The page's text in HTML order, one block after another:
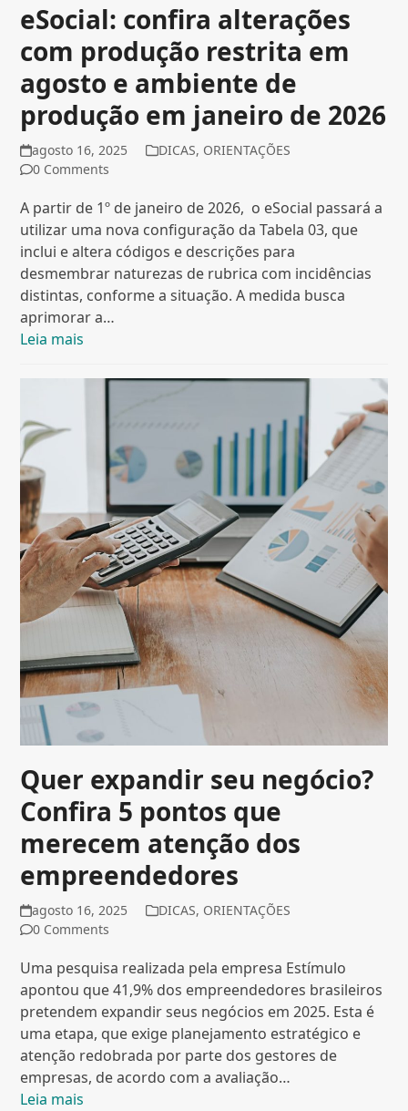
eSocial: confira alterações
com produção restrita em
agosto e ambiente de
produção em janeiro de 2026
agosto 16, 2025 DICAS, ORIENTAÇÕES
0 Comments
A partir de 1º de janeiro de 2026, o eSocial passará a
utilizar uma nova configuração da Tabela 03, que
inclui e altera códigos e descrições para
desmembrar naturezas de rubrica com incidências
distintas, conforme a situação. A medida busca
aprimorar a…
Leia mais
Quer expandir seu negócio?
Confira 5 pontos que
merecem atenção dos
empreendedores
agosto 16, 2025 DICAS, ORIENTAÇÕES
0 Comments
Uma pesquisa realizada pela empresa Estímulo
apontou que 41,9% dos empreendedores brasileiros
pretendem expandir seus negócios em 2025. Esta é
uma etapa, que exige planejamento estratégico e
atenção redobrada por parte dos gestores de
empresas, de acordo com a avaliação…
Leia mais